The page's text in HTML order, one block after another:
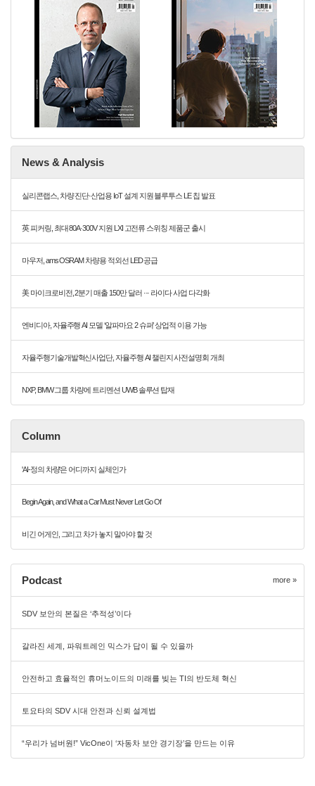
News & Analysis
실리콘랩스, 차량 진단·산업용 IoT 설계 지원 블루투스 LE 칩 발표
英 피커링, 최대 80A·300V 지원 LXI 고전류 스위칭 제품군 출시
마우저, ams OSRAM 차량용 적외선 LED 공급
美 마이크로비전, 2분기 매출 150만 달러 ··· 라이다 사업 다각화
엔비디아, 자율주행 AI 모델 ‘알파마요 2 슈퍼’ 상업적 이용 가능
자율주행기술개발혁신사업단, 자율주행 AI 챌린지 사전설명회 개최
NXP, BMW 그룹 차량에 트리멘션 UWB 솔루션 탑재
Column
'AI-정의 차량'은 어디까지 실체인가
Begin Again, and What a Car Must Never Let Go Of
비긴 어게인, 그리고 차가 놓지 말아야 할 것
Podcast more »
SDV 보안의 본질은 ‘추적성’이다
갈라진 세계, 파워트레인 믹스가 답이 될 수 있을까
안전하고 효율적인 휴머노이드의 미래를 빚는 TI의 반도체 혁신
토요타의 SDV 시대 안전과 신뢰 설계법
“우리가 넘버원!” VicOne이 ‘자동차 보안 경기장’을 만드는 이유